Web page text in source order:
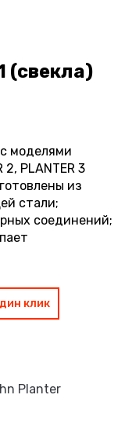
(свекла)
моделями
2, PLANTER 3
из
стали;
соединений;
клик
Planter